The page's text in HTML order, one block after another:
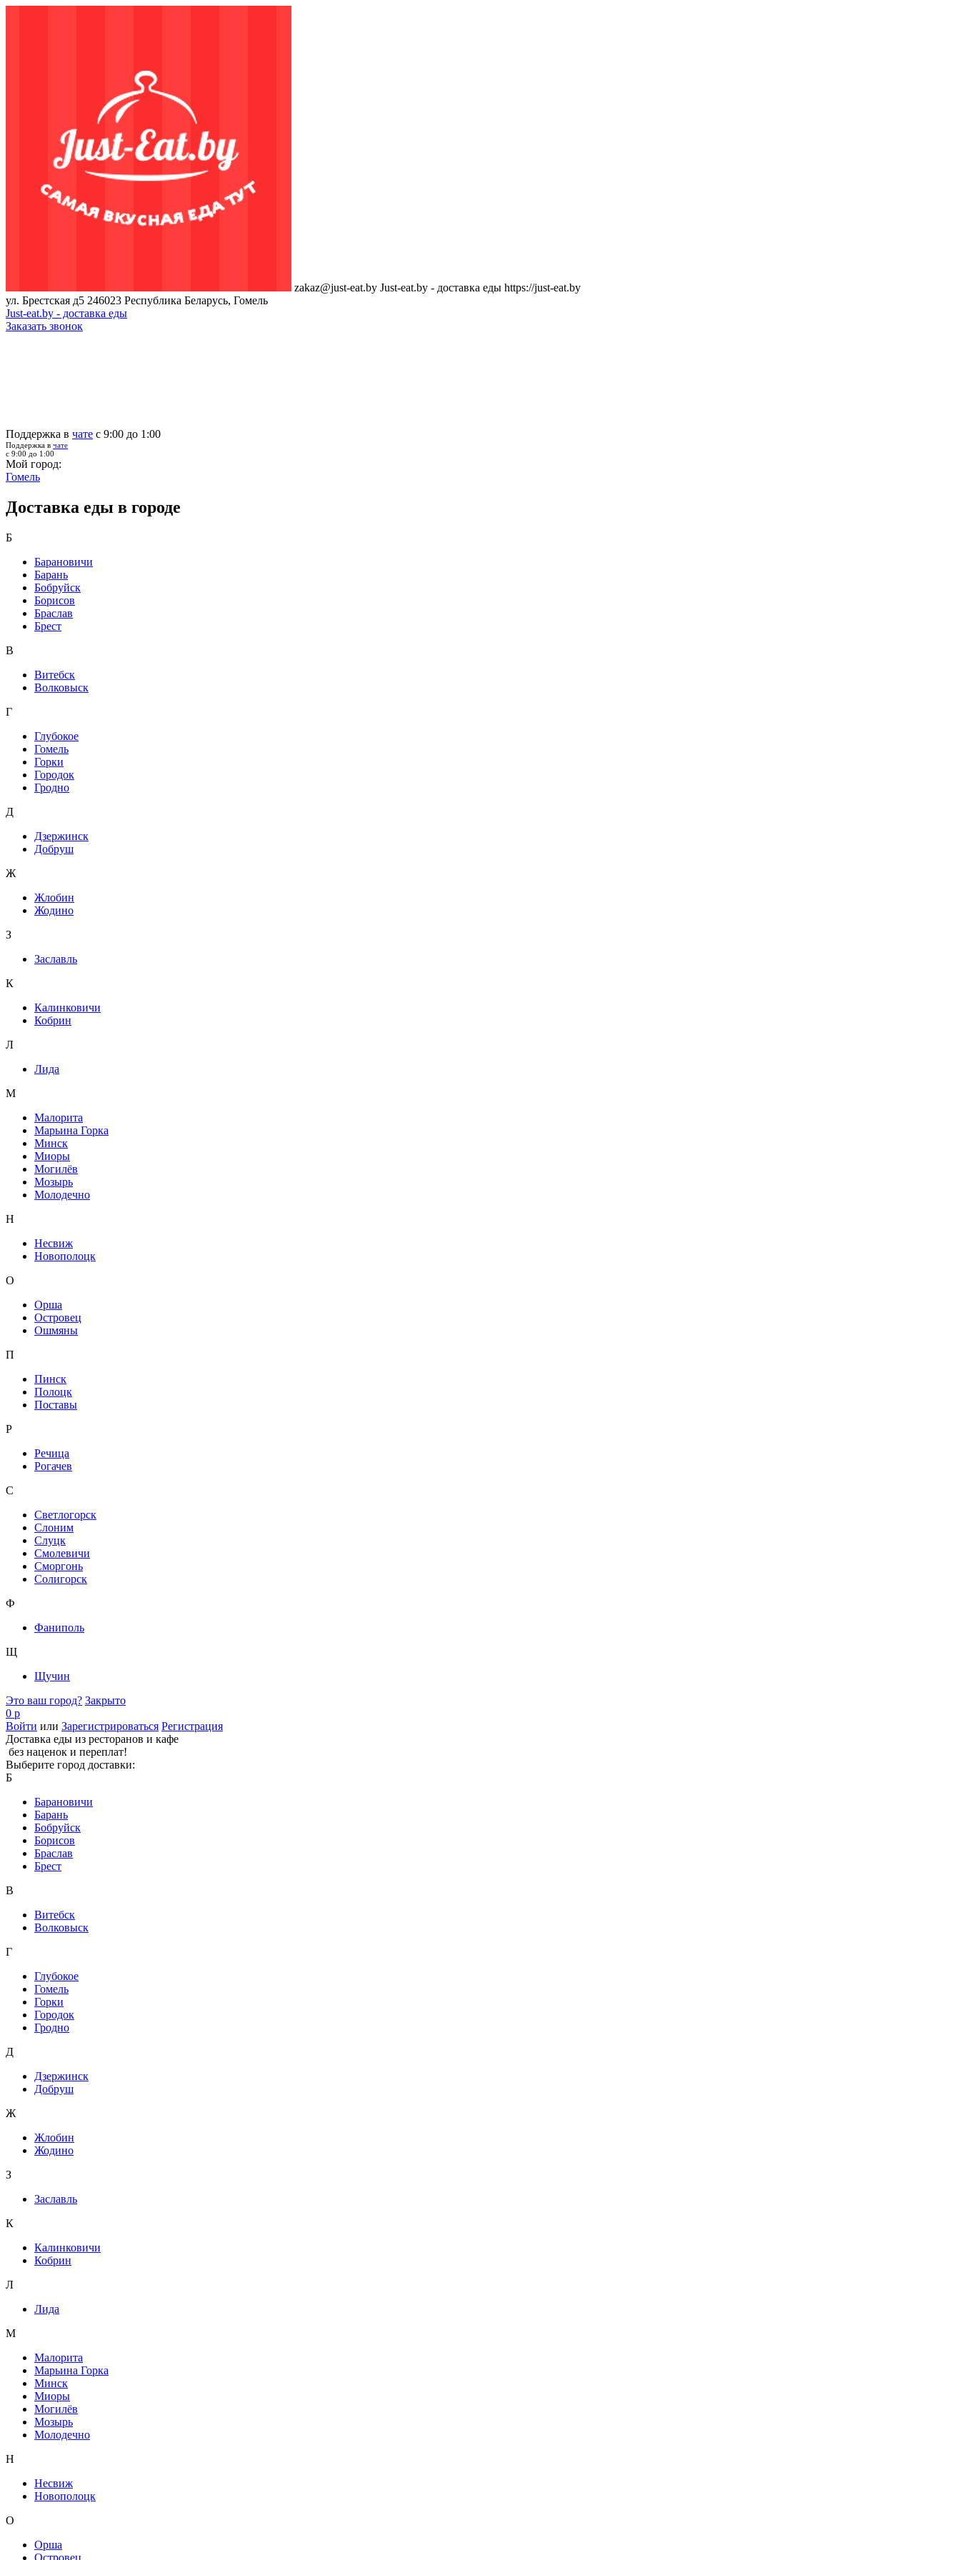
zakaz@just-eat.by Just-eat.by - доставка еды https://just-eat.by
ул. Брестская д5 246023 Республика Беларусь, Гомель
Just-eat.by - доставка еды
Заказать звонок
Поддержка в чате с 9:00 до 1:00
Поддержка в чате
с 9:00 до 1:00
Мой город:
Гомель
Доставка еды в городе
Б
Барановичи
Барань
Бобруйск
Борисов
Браслав
Брест
В
Витебск
Волковыск
Г
Глубокое
Гомель
Горки
Городок
Гродно
Д
Дзержинск
Добруш
Ж
Жлобин
Жодино
З
Заславль
К
Калинковичи
Кобрин
Л
Лида
М
Малорита
Марьина Горка
Минск
Миоры
Могилёв
Мозырь
Молодечно
Н
Несвиж
Новополоцк
О
Орша
Островец
Ошмяны
П
Пинск
Полоцк
Поставы
Р
Речица
Рогачев
С
Светлогорск
Слоним
Слуцк
Смолевичи
Сморгонь
Солигорск
Ф
Фаниполь
Щ
Щучин
Это ваш город? Закрыто
0 р
Войти или Зарегистрироваться Регистрация
Доставка еды из ресторанов и кафе
без наценок и переплат!
Выберите город доставки:
Б
Барановичи
Барань
Бобруйск
Борисов
Браслав
Брест
В
Витебск
Волковыск
Г
Глубокое
Гомель
Горки
Городок
Гродно
Д
Дзержинск
Добруш
Ж
Жлобин
Жодино
З
Заславль
К
Калинковичи
Кобрин
Л
Лида
М
Малорита
Марьина Горка
Минск
Миоры
Могилёв
Мозырь
Молодечно
Н
Несвиж
Новополоцк
О
Орша
Островец